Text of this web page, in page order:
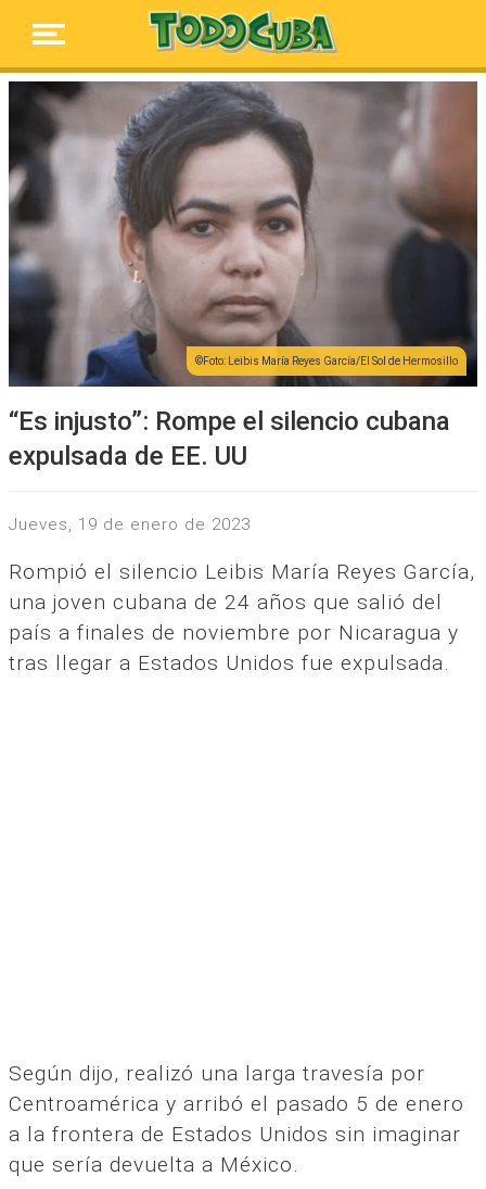
Foto: Leibis María Reyes García/El Sol de Hermosillo
“Es injusto”: Rompe el silencio cubana
expulsada de EE. UU
jueves, 19 de enero de 2023
Rompió el silencio Leibis María Reyes García,
una joven cubana de 24 años que salió del
país a finales de noviembre por Nicaragua y
tras llegar a Estados Unidos fue expulsada.
Según dijo, realizó una larga travesía por
Centroamérica y arribó el pasado 5 de enero
a la frontera de Estados Unidos sin imaginar
que sería devuelta a México.